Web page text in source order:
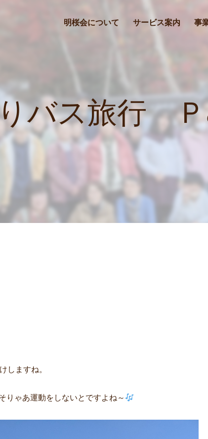
明桜会について サービス案内 事
バス旅行
けしますね。
りゃあ運動をしないとですよね～